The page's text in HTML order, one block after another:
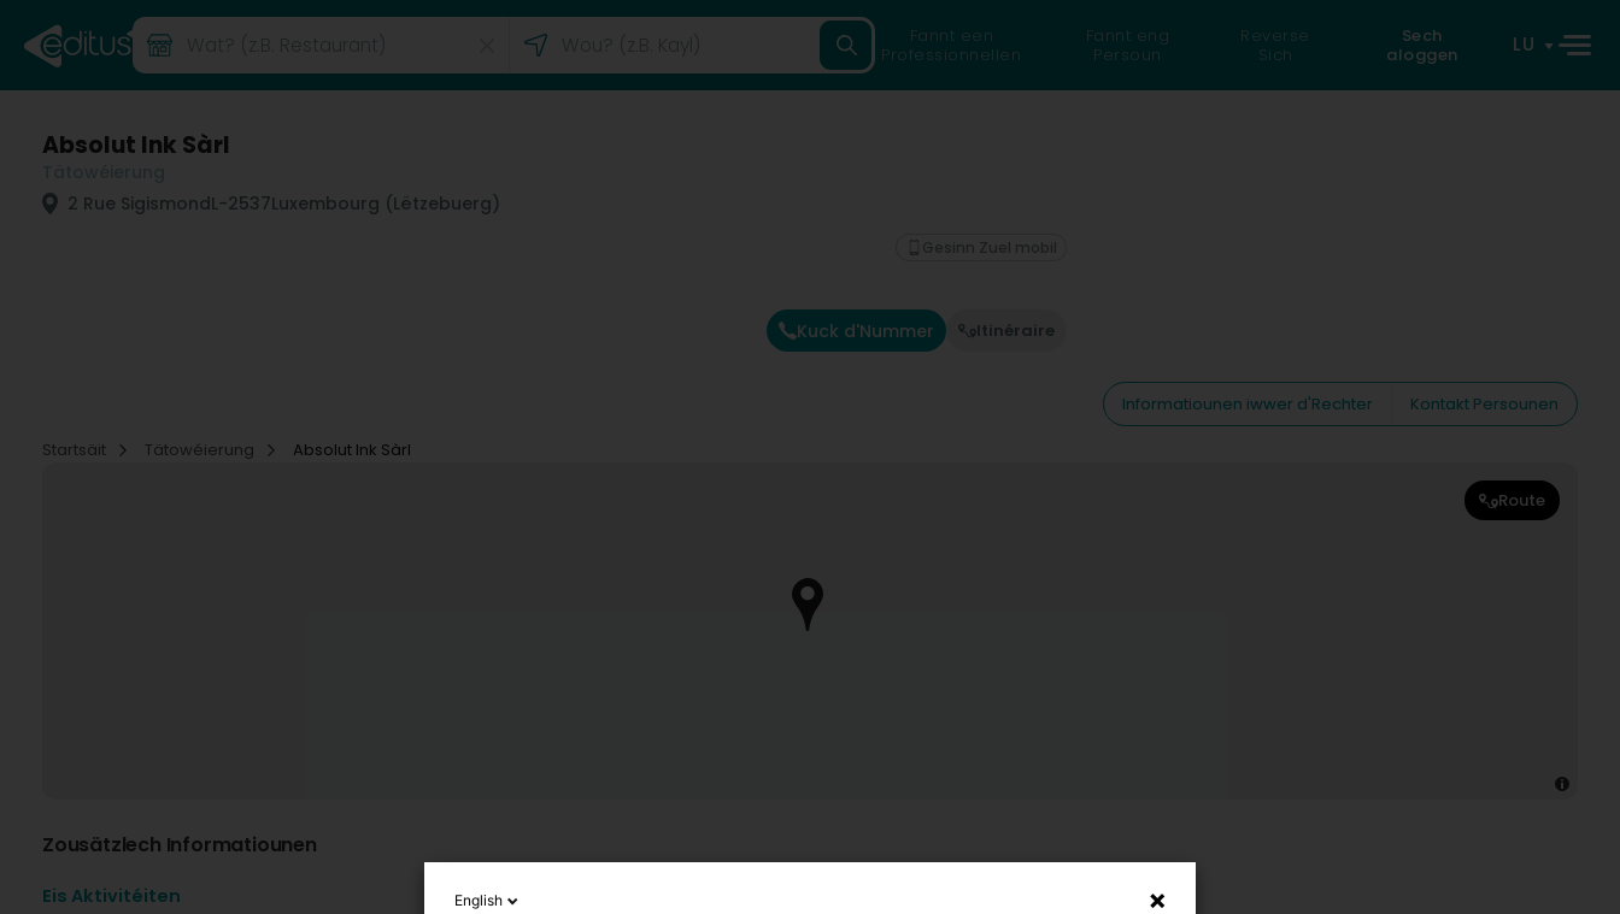
Fannt een
Professionnellen
Fannt eng
Persoun
Reverse
Sich
Sech
aloggen
LU
Absolut Ink Sàrl
2 Rue SigismondL-2537Luxembourg (Lëtzebuerg)
Kuck d'Nummer Itinéraire
Gesinn Zuel mobil
Informatiounen iwwer d'Rechter
Kontakt Persounen
Startsäit
Tätowéierung Absolut Ink Sàrl
Route
Zousätzlech Informatiounen
Eis Aktivitéiten English